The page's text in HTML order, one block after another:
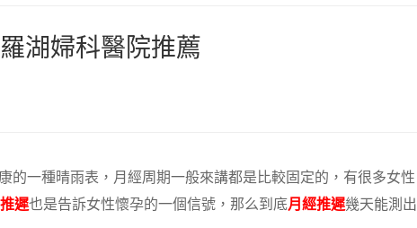
湖婦科醫院推薦
的一種晴雨表，月經周期一般來講都是比較固定的，有很多女性
遲也是告訴女性懷孕的一個信號，那么到底月經推遲幾天能測出